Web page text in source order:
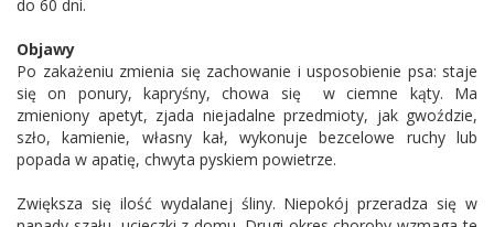
do 60 dni.
Objawy
Po zakażeniu zmienia się zachowanie i usposobienie psa: staje
się on ponury, kapryśny, chowa się w ciemne kąty. Ma
zmieniony apetyt, zjada niejadalne przedmioty, jak gwoździe,
szło, kamienie, własny kał, wykonuje bezcelowe ruchy lub
popada w apatię, chwyta pyskiem powietrze.
Zwiększa się ilość wydalanej śliny. Niepokój przeradza się w